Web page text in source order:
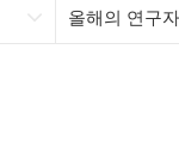
올해의 연구